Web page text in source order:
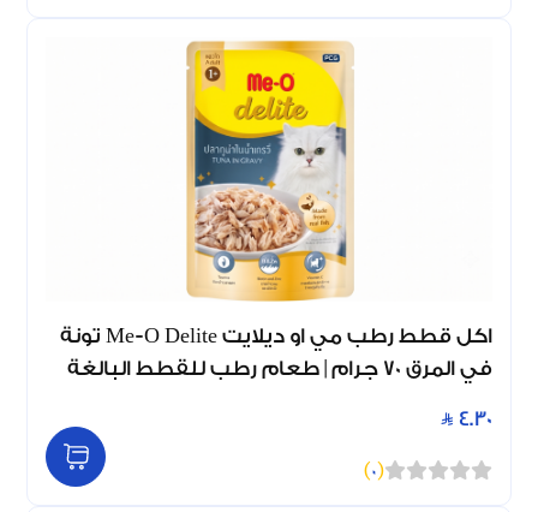
اكل قطط رطب مي او ديلايت Me-O Delite تونة
في المرق 70 جرام | طعام رطب للقطط البالغة
4.30
(
0
)